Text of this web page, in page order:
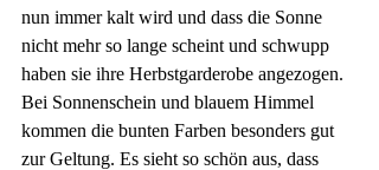
nun immer kalt wird und dass die Sonne
nicht mehr so lange scheint und schwupp
haben sie ihre Herbstgarderobe angezogen.
Bei Sonnenschein und blauem Himmel
kommen die bunten Farben besonders gut
zur Geltung. Es sieht so schön aus, dass